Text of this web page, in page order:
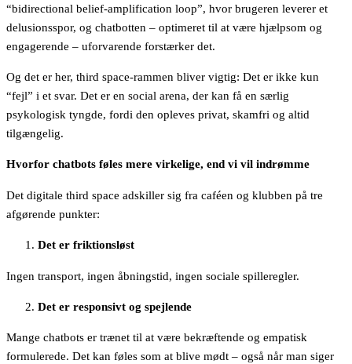
“bidirectional belief-amplification loop”, hvor brugeren leverer et
delusionsspor, og chatbotten – optimeret til at være hjælpsom og
engagerende – uforvarende forstærker det.
Og det er her, third space-rammen bliver vigtig: Det er ikke kun
“fejl” i et svar. Det er en social arena, der kan få en særlig
psykologisk tyngde, fordi den opleves privat, skamfri og altid
tilgængelig.
Hvorfor chatbots føles mere virkelige, end vi vil indrømme
Det digitale third space adskiller sig fra caféen og klubben på tre
afgørende punkter:
Det er friktionsløst
Ingen transport, ingen åbningstid, ingen sociale spilleregler.
Det er responsivt og spejlende
Mange chatbots er trænet til at være bekræftende og empatisk
formulerede. Det kan føles som at blive mødt – også når man siger